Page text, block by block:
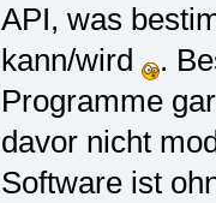
API, was
kann/wird
.
Programme
davor nicht
Software ist